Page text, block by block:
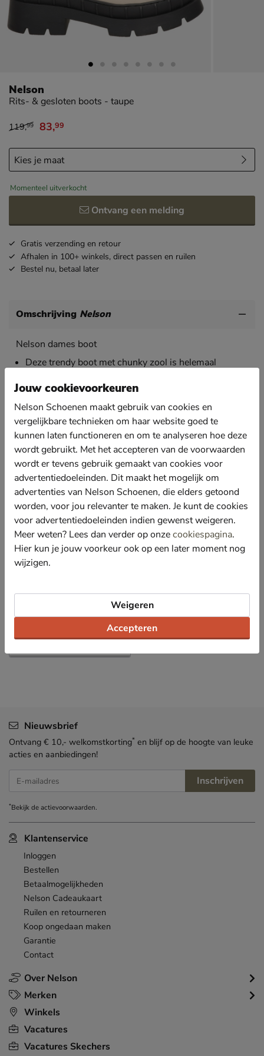
Nelson
Rits- & gesloten boots - taupe
van € 119,99 voor € 83,99
119,99 83,99
Momenteel uitverkocht
Ontvang een melding
Gratis verzending en retour
Afhalen in 100+ winkels, direct passen en ruilen
Bestel nu, betaal later
Omschrijving Nelson
Nelson dames boot
Deze trendy boot met chunky zool is helemaal
Uitgevoerd in nubuck leer.
De binnenkant is gevoerd met textiel voor een
aangename pasvorm.
Voorzien van een lederen binnenzool.
Afgewerkt met een chunky zool en een decoratieve
rits over de wreef..
Beschikt over een handige ritssluiting voor een
gemakkelijke instap.
Specificaties
Over Nelson
Bekijk meer
Dames Schoenen
Boots
Over Nelson
Klantenservice
Inloggen
Bestellen
Betaalmogelijkheden
Nelson Cadeaukaart
Ruilen en retourneren
Koop ongedaan maken
Garantie
Contact
Merken
Winkels
Vacatures
Vacatures Skechers
Nieuwsbrief
Ontvang € 10,- welkomstkorting* en blijf op de hoogte van leuke
acties en aanbiedingen!
E-mailadres Inschrijven
*Bekijk deactievoorwaarden.
Jouw cookievoorkeuren
Nelson Schoenen maakt gebruik van cookies en
vergelijkbare technieken om haar website goed te
kunnen laten functioneren en om te analyseren hoe deze
wordt gebruikt. Met het accepteren van de voorwaarden
wordt er tevens gebruik gemaakt van cookies voor
advertentiedoeleinden. Dit maakt het mogelijk om
advertenties van Nelson Schoenen, die elders getoond
worden, voor jou relevanter te maken. Je kunt de cookies
voor advertentiedoeleinden indien gewenst weigeren.
Meer weten? Lees dan verder op onzecookiespagina.
Hier kun je jouw voorkeur ook op een later moment nog
wijzigen.
Accepteren
Weigeren